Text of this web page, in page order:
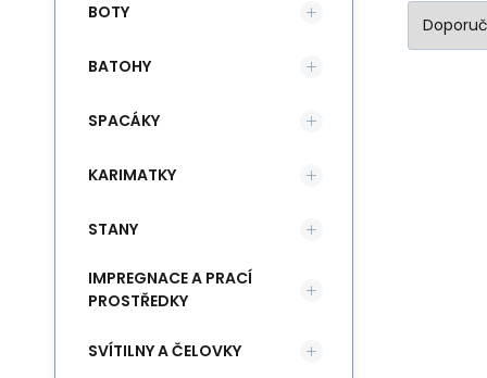
BOTY
BATOHY
SPACÁKY
KARIMATKY
STANY
IMPREGNACE A PRACÍ
PROSTŘEDKY
SVÍTILNY A ČELOVKY